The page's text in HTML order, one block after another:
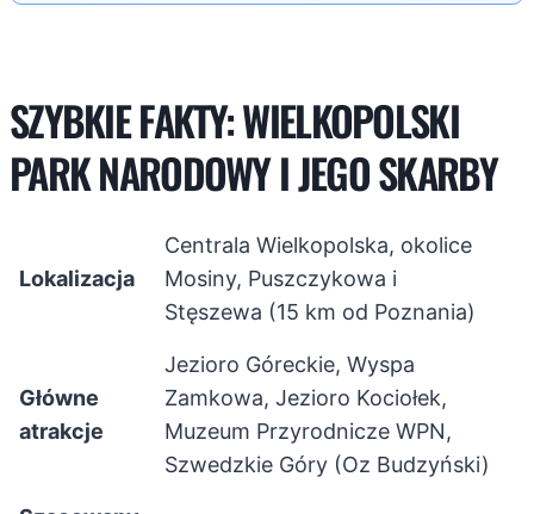
SZYBKIE FAKTY: WIELKOPOLSKI
PARK NARODOWY I JEGO SKARBY
Lokalizacja
Centrala Wielkopolska, okolice
Mosiny, Puszczykowa i
Stęszewa (15 km od Poznania)
Główne
atrakcje
Jezioro Góreckie, Wyspa
Zamkowa, Jezioro Kociołek,
Muzeum Przyrodnicze WPN,
Szwedzkie Góry (Oz Budzyński)